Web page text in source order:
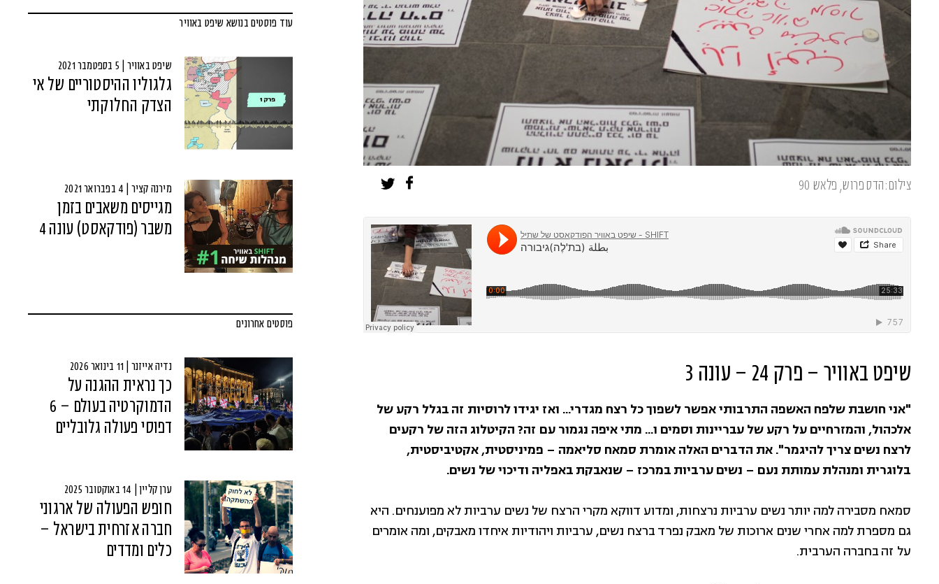
צילום:הדס פרוש, פלאש 90
שיפט באוויר – פרק 24 – עונה 3
"אני חושבת שלפח האשפה התרבותי אפשר לשפוך כל רצח מגדרי… ואז יגידו לרוסיות זה בגלל רקע של
אלכהול, והמזרחיים על רקע של עבריינות וסמים ו… מתי איפה נגמור עם זה? הקיטלוג הזה של רקעים
לרצח נשים צריך להיגמר". את הדברים האלה אומרת סמאח סליאמה – פמיניסטית, אקטיביסטית,
בלוגרית ומנהלת עמותת נעם – נשים ערביות במרכז – שנאבקת באפליה ודיכוי של נשים.
סמאח מסבירה למה יותר נשים ערביות נרצחות, ומדוע דווקא מקרי הרצח של נשים ערביות לא מפוענחים. היא
גם מספרת למה אחרי שנים ארוכות של מאבק נפרד ברצח נשים, ערביות ויהודיות איחדו מאבקים, ומה אומרים
על זה בחברה הערבית.
עוד פוסטים בנושא שיפט באוויר
שיפט באוויר | 5 בספטמבר 2021
גלגוליו ההיסטוריים של אי
הצדק החלוקתי
מירנה קציר | 4 בפברואר 2021
מגייסים משאבים בזמן
משבר (פודקאסט) עונה 4
פוסטים אחרונים
נדיה אייזנר | 11 בינואר 2026
כך נראית ההגנה על
הדמוקרטיה בעולם – 6
דפוסי פעולה גלובליים
ערן קליין | 14 באוקטובר 2025
חופש הפעולה של ארגוני
חברה אזרחית בישראל –
כלים ומדדים